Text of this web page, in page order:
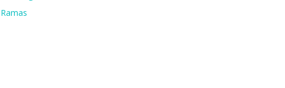
Ramas